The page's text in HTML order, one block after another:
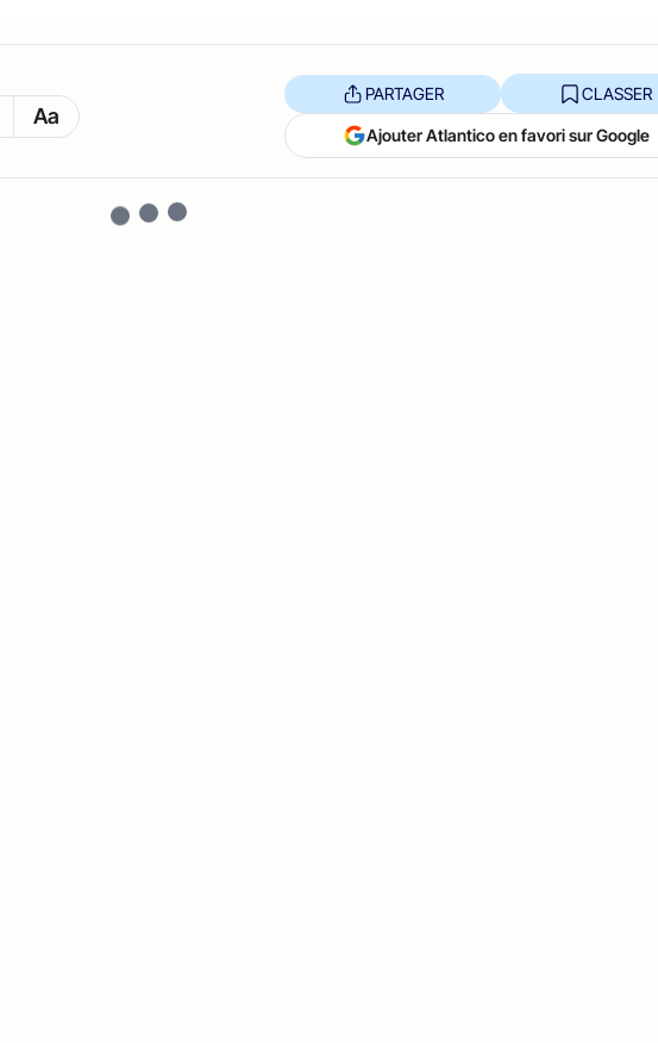
Aa
PARTAGER CLASSER
Ajouter Atlantico en favori sur Google